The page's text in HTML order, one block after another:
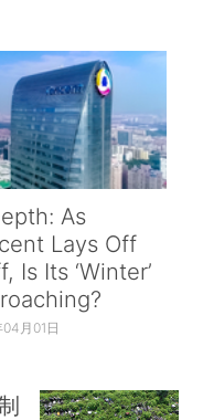
As
Lays Off
Is Its ‘Winter’
月01日